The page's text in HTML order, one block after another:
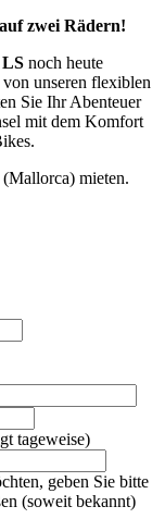
zwei Rädern!
noch heute
unseren flexiblen
Sie Ihr Abenteuer
mit dem Komfort
mieten.
tageweise)
geben Sie bitte
(soweit bekannt)